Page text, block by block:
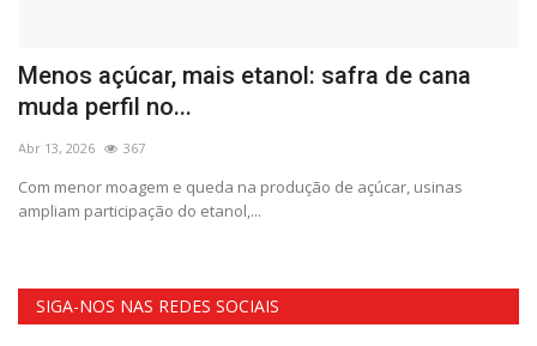
Menos açúcar, mais etanol: safra de cana
muda perfil no...
Abr 13, 2026 367
Com menor moagem e queda na produção de açúcar, usinas
ampliam participação do etanol,...
SIGA-NOS NAS REDES SOCIAIS